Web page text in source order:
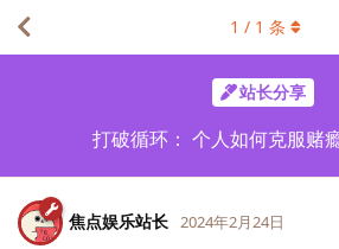
站长分享
打破循环： 个人如何克服赌
1 / 1 条
焦点娱乐站长 2024年2月24日